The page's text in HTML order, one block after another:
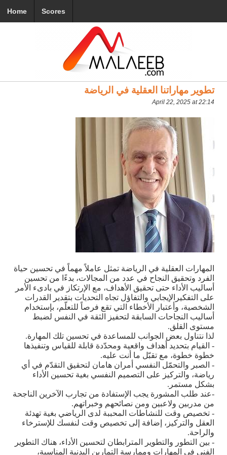
Home Scores
تطوير مهاراتنا العقلية في الرياضة
April 22, 2025 at 22:14
المهارات العقلية في الرياضة تمثل عاملاً مهماً في تحسين حياة
الفرد وتحقيق النجاح في عدد من المجالات، بدءًا من تحسين
أساليب الأداء حتى تحقيق الأهداف، مع الإرتكاز في بادىء الأمر
على التفكيرالإيجابي والتفاؤل تجاه التحديات بتقدير القدرات
الشخصية، وأعتبار الأخطاء التي تقع فرصاً للتعلّم، بإستخدام
أساليب النجاحات السابقة لتحفيز الثقة في النفس لضبط
مستوى القلق.
لذا نتناول بعض الجوانب للمساعدة في تحسين تلك المهارة.
- القيام بتحديد أهداف واقعية ومحدّدة قابلة للقياس وتنفيذها
خطوة خطوة، مع تقبّل ما أنت عليه.
- الصبر والتحمّل النفسي أمران هامان لتحقيق التقدّم في أي
رياضة، والتركيز على التصميم النفسي بغية تحسين الأداء
بشكل مستمر .
-عند طلب المشورة يجب الإستفادة من تجارب الآخرين الناجحة
من مدربين ولاعبين ومن نصائحهم وخبراتهم.
- تخصيص وقت للنشاطات المحببة لدى الرياضي بغية تهدئة
العقل والتركيز، إضافة إلى تخصيص وقت لنفسك للإسترخاء
والراحة.
- بين التطور والتطوير المترابطان لتحسين الأداء، هناك التطوير
الفني في المهارات وممارسة التمارين البدنية المناسبة،